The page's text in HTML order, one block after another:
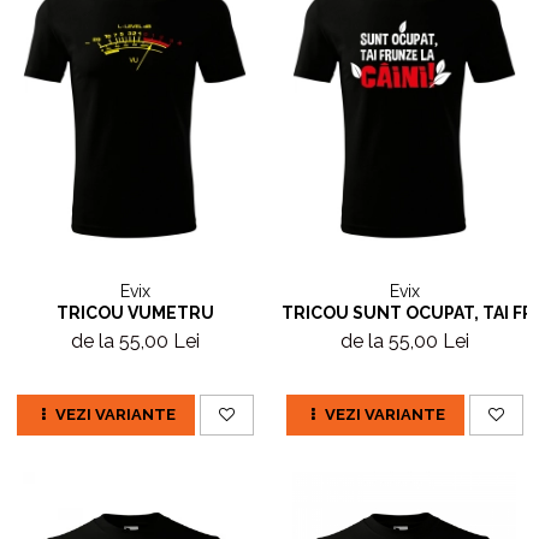
Evix
TRICOU VUMETRU
de la 55,00 Lei
VEZI VARIANTE
Evix
TRICOU SUNT OCUPAT, TAI
de la 55,00 Lei
VEZI VARIANTE